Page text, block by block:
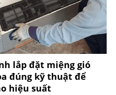
lắp đặt miệng gió
đúng kỹ thuật để
hiệu suất